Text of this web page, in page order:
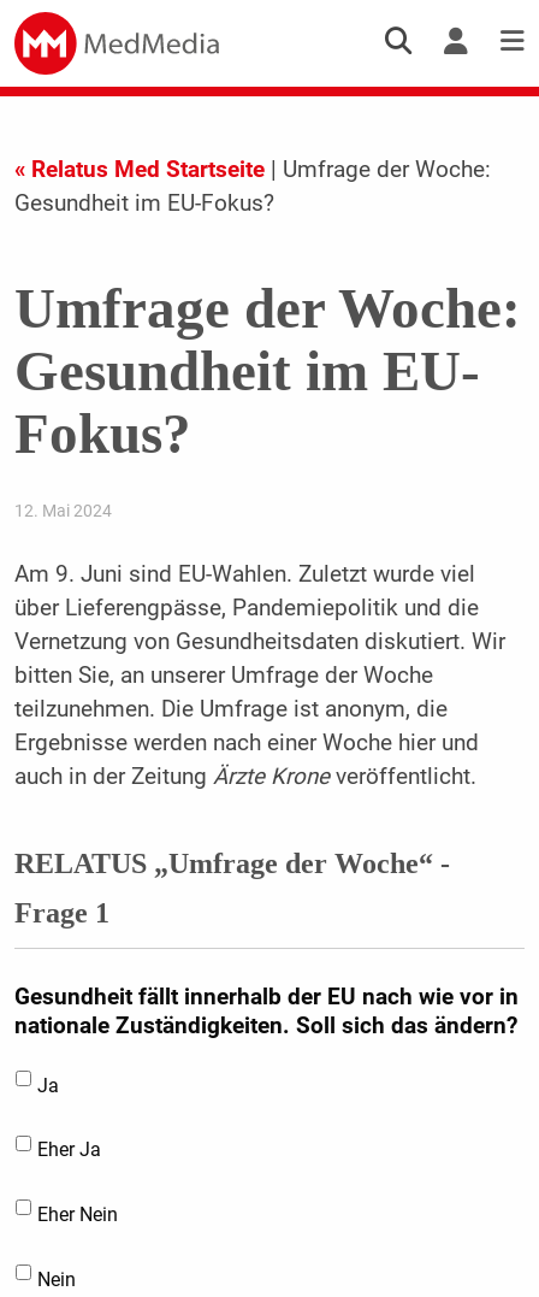
« Relatus Med Startseite| Umfrage der Woche:
Gesundheit im EU-Fokus?
Umfrage der Woche:
Gesundheit im EU-
Fokus?
12. Mai 2024
Am 9. Juni sind EU-Wahlen. Zuletzt wurde viel
über Lieferengpässe, Pandemiepolitik und die
Vernetzung von Gesundheitsdaten diskutiert. Wir
bitten Sie, an unserer Umfrage der Woche
teilzunehmen. Die Umfrage ist anonym, die
Ergebnisse werden nach einer Woche hier und
auch in der Zeitung Ärzte Kroneveröffentlicht.
RELATUS „Umfrage der Woche“ -
Frage 1
Gesundheit fällt innerhalb der EU nach wie vor in
nationale Zuständigkeiten. Soll sich das ändern?
Ja
Eher Ja
Eher Nein
Nein